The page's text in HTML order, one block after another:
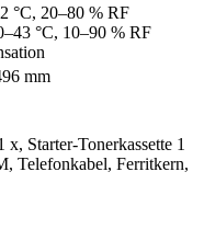
°C, 20–80 % RF
°C, 10–90 % RF
mm
Starter-Tonerkassette 1
Telefonkabel, Ferritkern,